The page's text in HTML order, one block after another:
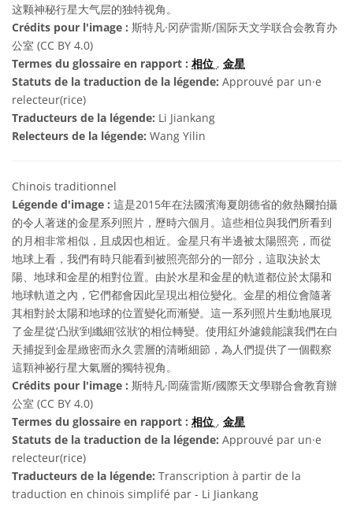
这颗神秘行星大气层的独特视角。
Crédits pour l'image : 斯特凡·冈萨雷斯/国际天文学联合会教育办
公室 (CC BY 4.0)
Termes du glossaire en rapport : 相位 , 金星
Statuts de la traduction de la légende: Approuvé par un·e
relecteur(rice)
Traducteurs de la légende: Li Jiankang
Relecteurs de la légende: Wang Yilin
Chinois traditionnel
Légende d'image : 這是2015年在法國濱海夏朗德省的敘熱爾拍攝
的令人著迷的金星系列照片，歷時六個月。這些相位與我們所看到
的月相非常相似，且成因也相近。金星只有半邊被太陽照亮，而從
地球上看，我們有時只能看到被照亮部分的一部分，這取決於太
陽、地球和金星的相對位置。由於水星和金星的軌道都位於太陽和
地球軌道之內，它們都會因此呈現出相位變化。金星的相位會隨著
其相對於太陽和地球的位置變化而漸變。這一系列照片生動地展現
了金星從‘凸狀’到纖細‘弦狀’的相位轉變。使用紅外濾鏡能讓我們在白
天捕捉到金星緻密而永久雲層的清晰細節，為人們提供了一個觀察
這顆神祕行星大氣層的獨特視角。
Crédits pour l'image : 斯特凡·岡薩雷斯/國際天文學聯合會教育辦
公室 (CC BY 4.0)
Termes du glossaire en rapport : 相位 , 金星
Statuts de la traduction de la légende: Approuvé par un·e
relecteur(rice)
Traducteurs de la légende: Transcription à partir de la
traduction en chinois simplifé par - Li Jiankang